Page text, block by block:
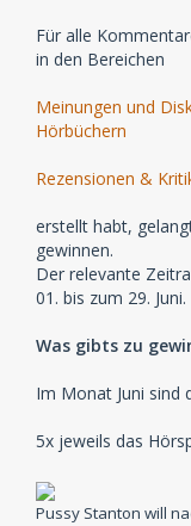
Für alle
in den Bereichen
Meinungen und
Hörbüchern
Rezensionen &
erstellt habt,
gewinnen.
Der relevante
01. bis zum 29. Juni.
Was gibts zu
Im Monat Juni sind
5x jeweils das
Pussy Stanton will